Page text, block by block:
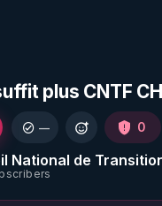
plus CNTF
National de
— 0